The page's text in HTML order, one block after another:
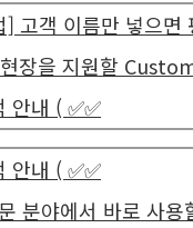
고객 이름만 넣으면
장을 지원할
안내 ( ✅✅
안내 ( ✅✅
분야에서 바로 사